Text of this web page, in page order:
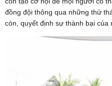
đồng đội thông qua những thử
còn, quyết định sự thành bại của